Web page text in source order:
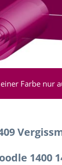
Farbe nur
1400